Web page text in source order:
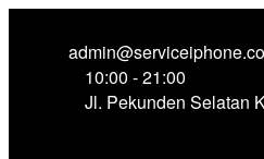
10:00 - 21:00
Jl. Pekunden Selatan